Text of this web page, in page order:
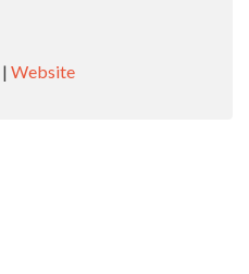
| Website